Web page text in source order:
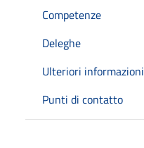
Competenze
Deleghe
Ulteriori informazioni
Punti di contatto